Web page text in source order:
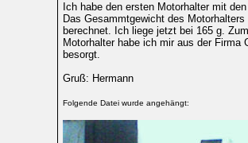
Ich habe den ersten Motorhalter mit
Das Gesammtgewicht des
berechnet. Ich liege jetzt bei 165 g.
Motorhalter habe ich mir aus der Firma
besorgt.
Gruß: Hermann
Folgende Datei wurde angehängt: